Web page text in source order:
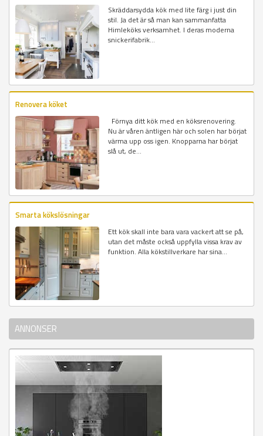
Skräddarsydda kök med lite färg i just din
stil. Ja det är så man kan sammanfatta
Himleköks verksamhet. I deras moderna
snickerifabrik...
Renovera köket
Förnya ditt kök med en köksrenovering.
Nu är våren äntligen här och solen har börjat
värma upp oss igen. Knopparna har börjat
slå ut, de...
Smarta kökslösningar
Ett kök skall inte bara vara vackert att se på,
utan det måste också uppfylla vissa krav av
funktion. Alla kökstillverkare har sina...
ANNONSER